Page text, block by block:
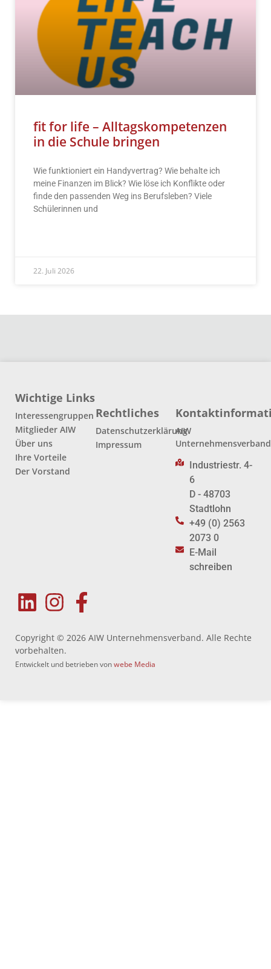
fit for life – Alltagskompetenzen
in die Schule bringen
Wie funktioniert ein Handyvertrag? Wie behalte ich
meine Finanzen im Blick? Wie löse ich Konflikte oder
finde den passenden Weg ins Berufsleben? Viele
Schülerinnen und
22. Juli 2026
Wichtige Links
Interessengruppen
Mitglieder AIW
Über uns
Ihre Vorteile
Der Vorstand
Rechtliches
Datenschutzerklärung
Impressum
AIW
Unternehmensverband
Industriestr. 4-
6
D - 48703
Stadtlohn
+49 (0) 2563
2073 0
E-Mail
schreiben
Copyright © 2026 AIW Unternehmensverband. Alle Rechte
vorbehalten.
Entwickelt und betrieben vonwebe Media